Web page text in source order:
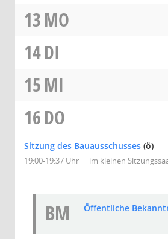
13MO
14DI
15MI
16DO
Sitzung des Bauausschusses (ö)
19:00-19:37 Uhr im kleinen
BM Öffentliche